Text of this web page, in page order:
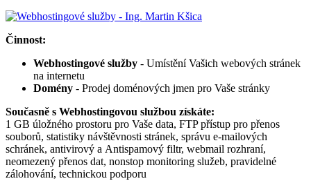
Činnost:
Webhostingové služby - Umístění Vašich webových stránek
na internetu
Domény - Prodej doménových jmen pro Vaše stránky
Současně s Webhostingovou službou získáte:
1 GB úložného prostoru pro Vaše data, FTP přístup pro přenos
souborů, statistiky návštěvnosti stránek, správu e-mailových
schránek, antivirový a Antispamový filtr, webmail rozhraní,
neomezený přenos dat, nonstop monitoring služeb, pravidelné
zálohování, technickou podporu